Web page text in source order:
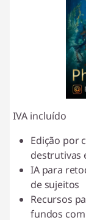
IVA incluído
Edição por
destrutivas
IA para
de sujeitos
Recursos
fundos